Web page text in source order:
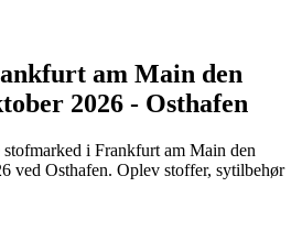
am Main den
2026 - Osthafen
i Frankfurt am Main den
ved Osthafen. Oplev stoffer, sytilbehør